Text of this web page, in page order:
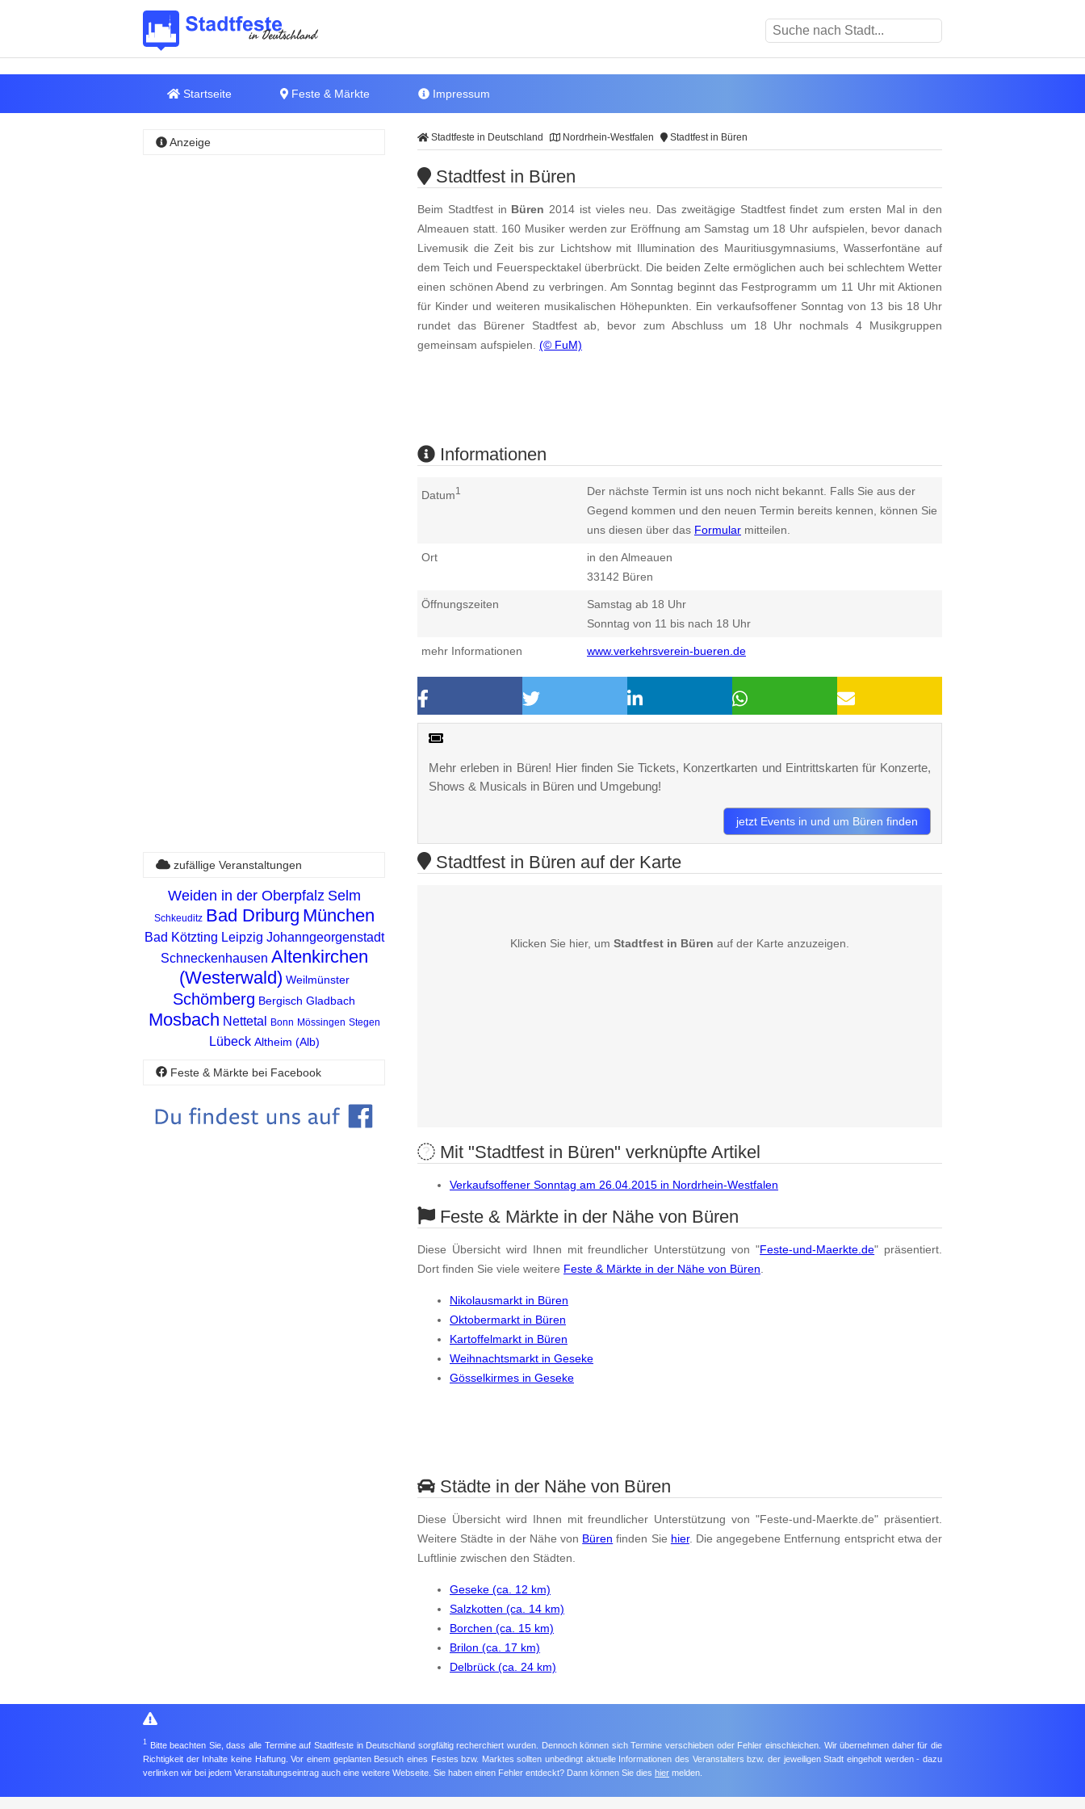
Startseite Feste & Märkte Impressum
Stadtfeste in Deutschland Nordrhein-Westfalen Stadtfest in Büren
Stadtfest in Büren
Beim Stadtfest in Büren 2014 ist vieles neu. Das zweitägige Stadtfest findet zum ersten Mal in den
Almeauen statt. 160 Musiker werden zur Eröffnung am Samstag um 18 Uhr aufspielen, bevor danach
Livemusik die Zeit bis zur Lichtshow mit Illumination des Mauritiusgymnasiums, Wasserfontäne auf
dem Teich und Feuerspecktakel überbrückt. Die beiden Zelte ermöglichen auch bei schlechtem Wetter
einen schönen Abend zu verbringen. Am Sonntag beginnt das Festprogramm um 11 Uhr mit Aktionen
für Kinder und weiteren musikalischen Höhepunkten. Ein verkaufsoffener Sonntag von 13 bis 18 Uhr
rundet das Bürener Stadtfest ab, bevor zum Abschluss um 18 Uhr nochmals 4 Musikgruppen
gemeinsam aufspielen. (© FuM)
Informationen
Datum1
Der nächste Termin ist uns noch nicht bekannt. Falls Sie aus der
Gegend kommen und den neuen Termin bereits kennen, können Sie
uns diesen über das Formular mitteilen.
Ort
in den Almeauen
33142 Büren
Öffnungszeiten
Samstag ab 18 Uhr
Sonntag von 11 bis nach 18 Uhr
mehr Informationen www.verkehrsverein-bueren.de
Mehr erleben in Büren! Hier finden Sie Tickets, Konzertkarten und Eintrittskarten für Konzerte,
Shows & Musicals in Büren und Umgebung!
jetzt Events in und um Büren finden
Anzeige
Stadtfest in Büren auf der Karte
Klicken Sie hier, um Stadtfest in Büren auf der Karte anzuzeigen.
Mit "Stadtfest in Büren" verknüpfte Artikel
Verkaufsoffener Sonntag am 26.04.2015 in Nordrhein-Westfalen
Feste & Märkte in der Nähe von Büren
Diese Übersicht wird Ihnen mit freundlicher Unterstützung von "Feste-und-Maerkte.de" präsentiert.
Dort finden Sie viele weitere Feste & Märkte in der Nähe von Büren
Nikolausmarkt in Büren
Oktobermarkt in Büren
Kartoffelmarkt in Büren
Weihnachtsmarkt in Geseke
Gösselkirmes in Geseke
Städte in der Nähe von Büren
Diese Übersicht wird Ihnen mit freundlicher Unterstützung von "Feste-und-Maerkte.de" präsentiert.
Weitere Städte in der Nähe von Büren finden Sie hier. Die angegebene Entfernung entspricht etwa der
Luftlinie zwischen den Städten.
Geseke (ca. 12 km)
Salzkotten (ca. 14 km)
Borchen (ca. 15 km)
Brilon (ca. 17 km)
Delbrück (ca. 24 km)
zufällige Veranstaltungen
Weiden in der Oberpfalz Selm
Schkeuditz Bad Driburg München
Bad Kötzting Leipzig Johanngeorgenstadt
Schneckenhausen Altenkirchen
(Westerwald) Weilmünster
Schömberg Bergisch Gladbach
Mosbach Nettetal Bonn Mössingen Stegen
Lübeck Altheim (Alb)
Feste & Märkte bei Facebook
1 Bitte beachten Sie, dass alle Termine auf Stadtfeste in Deutschland sorgfältig recherchiert wurden. Dennoch können sich Termine verschieben oder Fehler einschleichen. Wir übernehmen daher für die
Richtigkeit der Inhalte keine Haftung. Vor einem geplanten Besuch eines Festes bzw. Marktes sollten unbedingt aktuelle Informationen des Veranstalters bzw. der jeweiligen Stadt eingeholt werden - dazu
verlinken wir bei jedem Veranstaltungseintrag auch eine weitere Webseite. Sie haben einen Fehler entdeckt? Dann können Sie dies hier melden.